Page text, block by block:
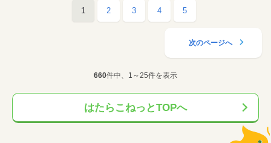
1 2 3 4 5
次のページへ
660件中、1～25件を表示
はたらこねっとTOPへ